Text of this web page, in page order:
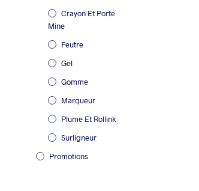
Crayon Et Porte
Mine
Feutre
Gel
Gomme
Marqueur
Plume Et Rollink
Surligneur
Promotions